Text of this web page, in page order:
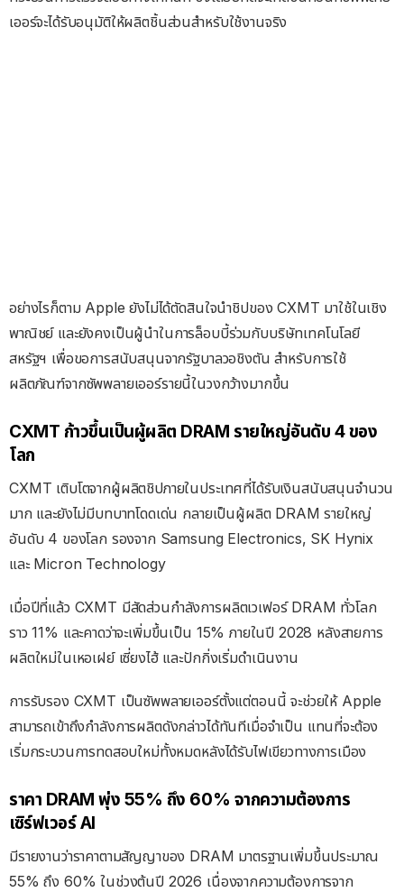
เออร์จะได้รับอนุมัติให้ผลิตชิ้นส่วนสำหรับใช้งานจริง
อย่างไรก็ตาม Apple ยังไม่ได้ตัดสินใจนำชิปของ CXMT มาใช้ในเชิง
พาณิชย์ และยังคงเป็นผู้นำในการล็อบบี้ร่วมกับบริษัทเทคโนโลยี
สหรัฐฯ เพื่อขอการสนับสนุนจากรัฐบาลวอชิงตัน สำหรับการใช้
ผลิตภัณฑ์จากซัพพลายเออร์รายนี้ในวงกว้างมากขึ้น
CXMT ก้าวขึ้นเป็นผู้ผลิต DRAM รายใหญ่อันดับ 4 ของ
โลก
CXMT เติบโตจากผู้ผลิตชิปภายในประเทศที่ได้รับเงินสนับสนุนจำนวน
มาก และยังไม่มีบทบาทโดดเด่น กลายเป็นผู้ผลิต DRAM รายใหญ่
อันดับ 4 ของโลก รองจาก Samsung Electronics, SK Hynix
และ Micron Technology
เมื่อปีที่แล้ว CXMT มีสัดส่วนกำลังการผลิตเวเฟอร์ DRAM ทั่วโลก
ราว 11% และคาดว่าจะเพิ่มขึ้นเป็น 15% ภายในปี 2028 หลังสายการ
ผลิตใหม่ในเหอเฝย์ เซี่ยงไฮ้ และปักกิ่งเริ่มดำเนินงาน
การรับรอง CXMT เป็นซัพพลายเออร์ตั้งแต่ตอนนี้ จะช่วยให้ Apple
สามารถเข้าถึงกำลังการผลิตดังกล่าวได้ทันทีเมื่อจำเป็น แทนที่จะต้อง
เริ่มกระบวนการทดสอบใหม่ทั้งหมดหลังได้รับไฟเขียวทางการเมือง
ราคา DRAM พุ่ง 55% ถึง 60% จากความต้องการ
เซิร์ฟเวอร์ AI
มีรายงานว่าราคาตามสัญญาของ DRAM มาตรฐานเพิ่มขึ้นประมาณ
55% ถึง 60% ในช่วงต้นปี 2026 เนื่องจากความต้องการจาก